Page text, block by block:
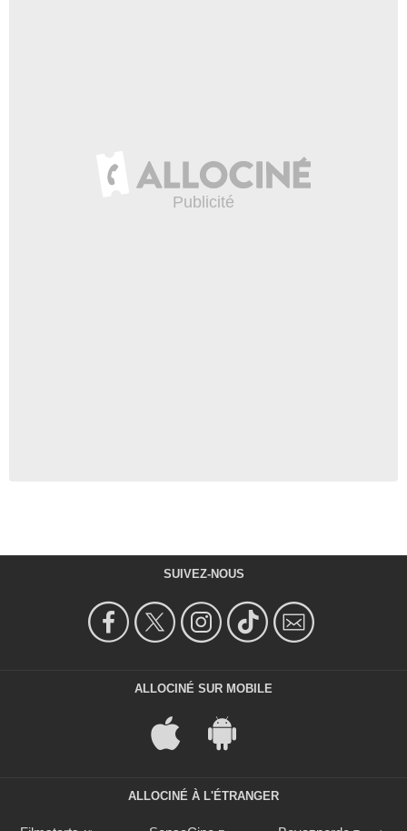
SUIVEZ-NOUS
ALLOCINÉ SUR MOBILE
ALLOCINÉ À L'ÉTRANGER